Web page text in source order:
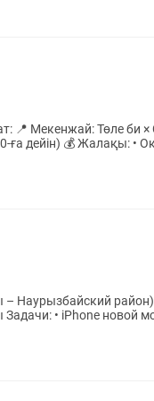
000 ₸ • Жоспарды
район) Ищем SMM-специалиста с